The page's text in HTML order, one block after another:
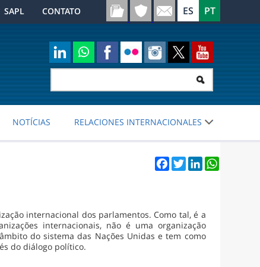
SAPL CONTATO
NOTÍCIAS RELACIONES INTERNACIONALES
Facebook
TwitterLinkedInWhatsApp
internacional dos parlamentos. Como tal, é a
internacionais, não é uma organização
do sistema das Nações Unidas e tem como
do diálogo político.